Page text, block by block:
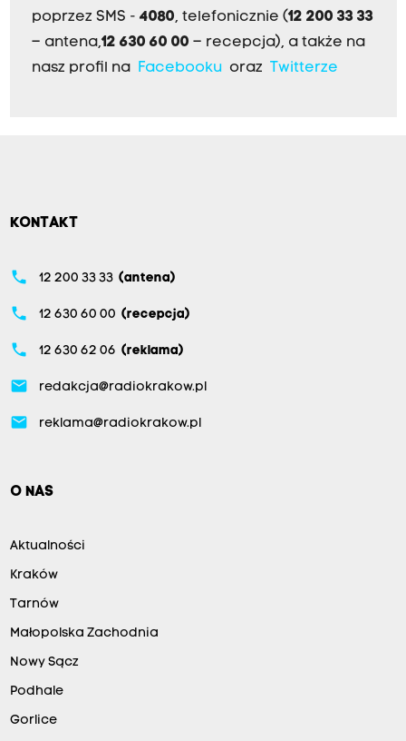
poprzez SMS - 4080, telefonicznie (12 200 33 33
– antena,12 630 60 00 – recepcja), a także na
nasz profil na
Facebookuoraz Twitterze
KONTAKT
phone 12 200 33 33 (antena)
phone 12 630 60 00 (recepcja)
phone 12 630 62 06 (reklama)
email redakcja@radiokrakow.pl
email reklama@radiokrakow.pl
O NAS
Aktualności
Kraków
Tarnów
Małopolska Zachodnia
Nowy Sącz
Podhale
Gorlice